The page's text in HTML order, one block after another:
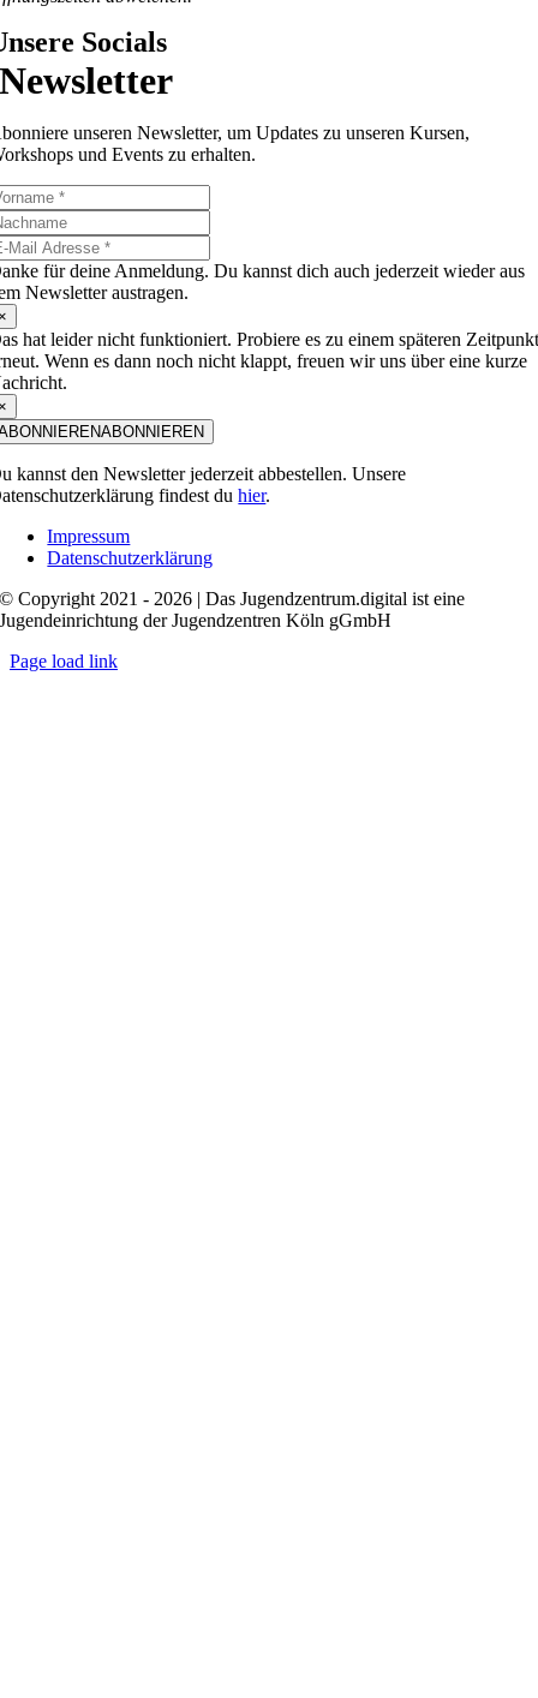
Socials
Newsletter
unseren Newsletter, um Updates zu unseren Kursen,
und Events zu erhalten.
für deine Anmeldung. Du kannst dich auch jederzeit wieder aus
Newsletter austragen.
hat leider nicht funktioniert. Probiere es zu einem späteren
Wenn es dann noch nicht klappt, freuen wir uns über eine kurze
ABONNIEREN
kannst den Newsletter jederzeit abbestellen. Unsere
findest duhier.
Impressum
Datenschutzerklärung
© Copyright 2021 - 2026 | Das Jugendzentrum.digital ist eine
Jugendeinrichtung der Jugendzentren Köln gGmbH
Page load link